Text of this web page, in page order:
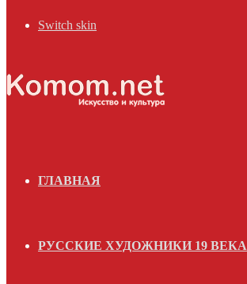
Switch skin
ГЛАВНАЯ
РУССКИЕ ХУДОЖНИКИ 19 ВЕКА